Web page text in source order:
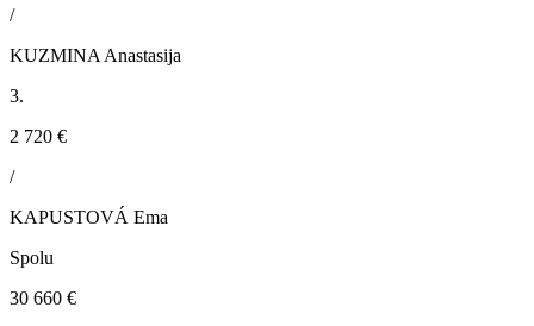
/
KUZMINA Anastasija
3.
2 720 €
/
KAPUSTOVÁ Ema
Spolu
30 660 €